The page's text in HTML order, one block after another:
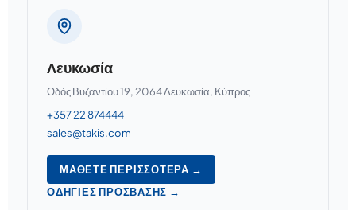
Λευκωσία
Οδός Βυζαντίου 19, 2064 Λευκωσία, Κύπρος
+357 22 874444
sales@takis.com
ΜΆΘΕΤΕ ΠΕΡΙΣΣΌΤΕΡΑ →
ΟΔΗΓΊΕΣ ΠΡΌΣΒΑΣΗΣ →